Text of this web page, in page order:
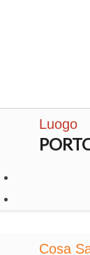
Luogo
Cosa